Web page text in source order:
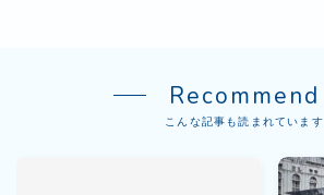
Recommend
こんな記事も読まれています